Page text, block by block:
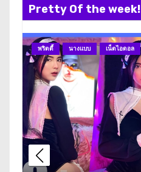
Pretty Of the week!
พริตตี้ นางแบบ เน็ตไอดอล